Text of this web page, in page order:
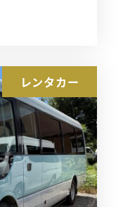
レンタカー